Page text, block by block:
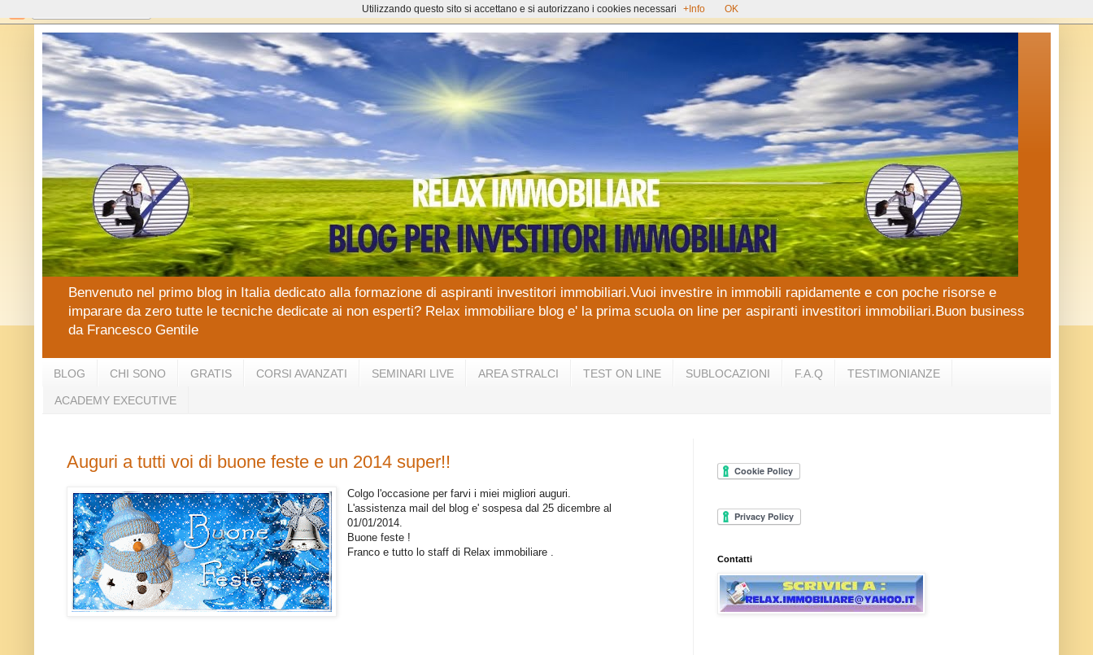
Benvenuto nel primo blog in Italia dedicato alla formazione di aspiranti investitori immobiliari.Vuoi investire in immobili rapidamente e con poche risorse e
imparare da zero tutte le tecniche dedicate ai non esperti? Relax immobiliare blog e' la prima scuola on line per aspiranti investitori immobiliari.Buon business
da Francesco Gentile
BLOG CHI SONO GRATIS CORSI AVANZATI SEMINARI LIVE AREA STRALCI TEST ON LINE SUBLOCAZIONI F.A.Q TESTIMONIANZE
ACADEMY EXECUTIVE
Auguri a tutti voi di buone feste e un 2014 super!!
Colgo l'occasione per farvi i miei migliori auguri.
L'assistenza mail del blog e' sospesa dal 25 dicembre al
01/01/2014.
Buone feste !
Franco e tutto lo staff di Relax immobiliare .
Contatti
Utilizzando questo sito si accettano e si autorizzano i cookies necessari +Info OK